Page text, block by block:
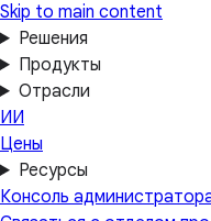
Skip to main content
Решения
Продукты
Отрасли
ИИ
Цены
Ресурсы
Консоль